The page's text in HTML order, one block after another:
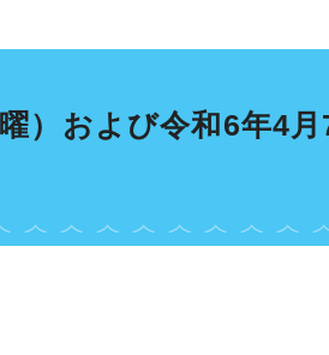
）および令和6年4